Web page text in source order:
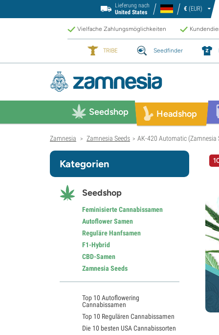
Lieferung nach
United States
€ (EUR)
Vielfache Zahlungsmöglichkeiten
TRIBE Seedfinder
Seedshop Headshop
Zamnesia > Zamnesia Seeds > AK-420 Automatic (Zamnesia
Kategorien
Seedshop
Feminisierte Cannabissamen
Autoflower Samen
Reguläre Hanfsamen
F1-Hybrid
CBD-Samen
Zamnesia Seeds
Top 10 Autoflowering
Cannabissamen
Top 10 Regulären Cannabissamen
Die 10 besten USA Cannabissorten